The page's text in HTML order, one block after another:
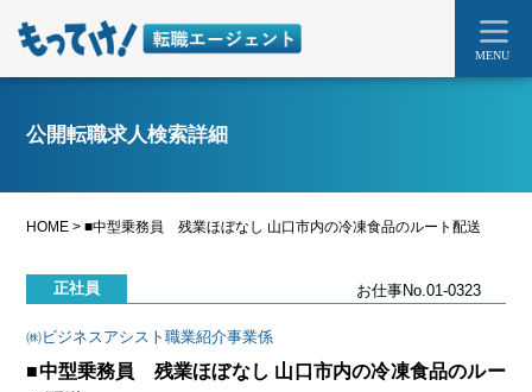
MENU
公開転職求人検索詳細
HOME >■中型乗務員 残業ほぼなし 山口市内の冷凍食品のルート配送
正社員 お仕事No.01-0323
㈱ビジネスアシスト職業紹介事業係
■中型乗務員 残業ほぼなし 山口市内の冷凍食品のルー